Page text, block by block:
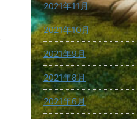
2021年11月
2021年10月
2021年9月
2021年8月
2021年6月